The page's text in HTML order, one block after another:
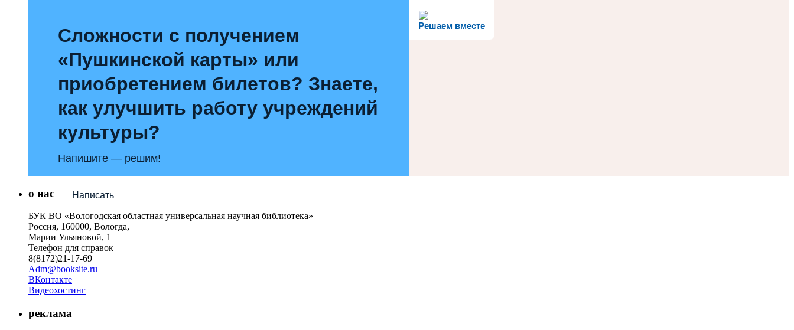
Решаем вместе
Сложности с получением
«Пушкинской карты» или
приобретением билетов? Знаете,
как улучшить работу учреждений
культуры?
Напишите — решим!
Написать
о нас
БУК ВО «Вологодская областная универсальная научная библиотека»
Россия, 160000, Вологда,
Марии Ульяновой, 1
Телефон для справок –
8(8172)21-17-69
Adm@booksite.ru
ВКонтакте
Видеохостинг
реклама